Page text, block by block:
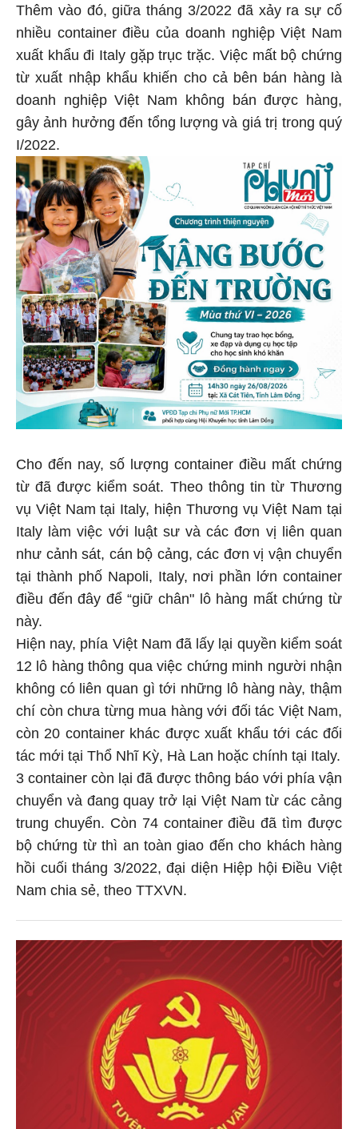
Thêm vào đó, giữa tháng 3/2022 đã xảy ra sự cố
nhiều container điều của doanh nghiệp Việt Nam
xuất khẩu đi Italy gặp trục trặc. Việc mất bộ chứng
từ xuất nhập khẩu khiến cho cả bên bán hàng là
doanh nghiệp Việt Nam không bán được hàng,
gây ảnh hưởng đến tổng lượng và giá trị trong quý
I/2022.
Cho đến nay, số lượng container điều mất chứng
từ đã được kiểm soát. Theo thông tin từ Thương
vụ Việt Nam tại Italy, hiện Thương vụ Việt Nam tại
Italy làm việc với luật sư và các đơn vị liên quan
như cảnh sát, cán bộ cảng, các đơn vị vận chuyển
tại thành phố Napoli, Italy, nơi phần lớn container
điều đến đây để “giữ chân" lô hàng mất chứng từ
này.
Hiện nay, phía Việt Nam đã lấy lại quyền kiểm soát
12 lô hàng thông qua việc chứng minh người nhận
không có liên quan gì tới những lô hàng này, thậm
chí còn chưa từng mua hàng với đối tác Việt Nam,
còn 20 container khác được xuất khẩu tới các đối
tác mới tại Thổ Nhĩ Kỳ, Hà Lan hoặc chính tại Italy.
3 container còn lại đã được thông báo với phía vận
chuyển và đang quay trở lại Việt Nam từ các cảng
trung chuyển. Còn 74 container điều đã tìm được
bộ chứng từ thì an toàn giao đến cho khách hàng
hồi cuối tháng 3/2022, đại diện Hiệp hội Điều Việt
Nam chia sẻ, theo TTXVN.